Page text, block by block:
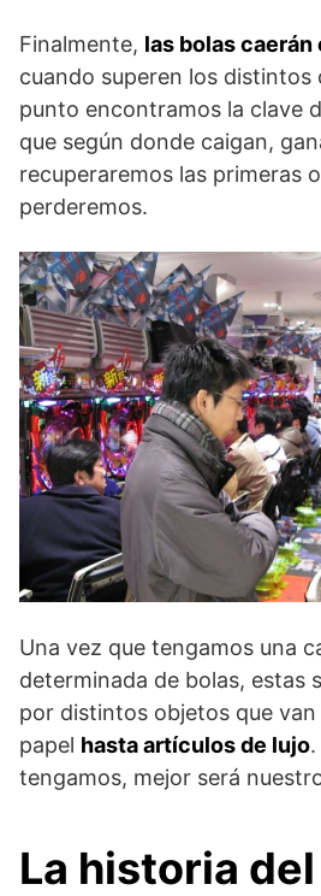
Finalmente, las bolas
cuando superen los distintos
punto encontramos la clave
que según donde caigan,
recuperaremos las primeras
perderemos.
Una vez que tengamos una
determinada de bolas, estas
por distintos objetos que van
papel hasta artículos de lujo
tengamos, mejor será
La historia